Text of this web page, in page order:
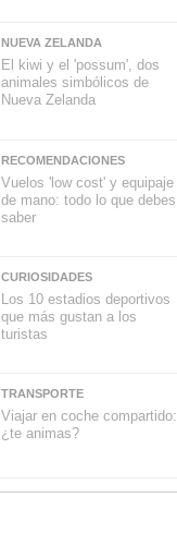
NUEVA ZELANDA
El kiwi y el 'possum', dos
animales simbólicos de
Nueva Zelanda
RECOMENDACIONES
Vuelos 'low cost' y equipaje
de mano: todo lo que debes
saber
CURIOSIDADES
Los 10 estadios deportivos
que más gustan a los
turistas
TRANSPORTE
Viajar en coche compartido:
¿te animas?